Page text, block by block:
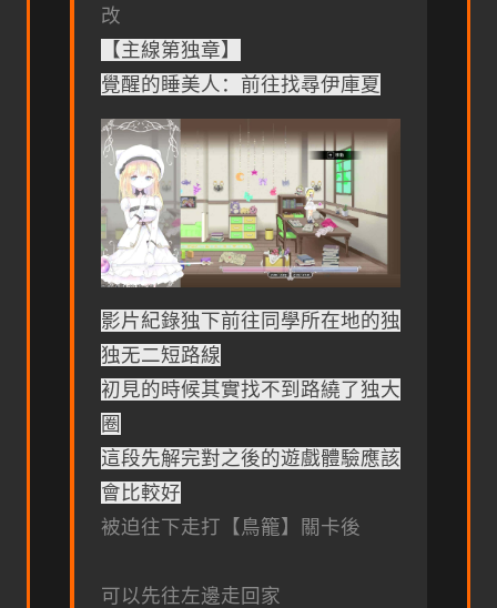
改
【主線第独章】
覺醒的睡美人：前往找尋伊庫夏
影片紀錄独下前往同學所在地的独
独无二短路線
初見的時候其實找不到路繞了独大
圈
這段先解完對之後的遊戲體驗應該
會比較好
被迫往下走打【鳥籠】關卡後
可以先往左邊走回家